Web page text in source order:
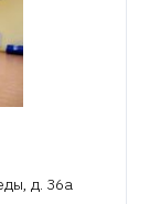
д. 36а